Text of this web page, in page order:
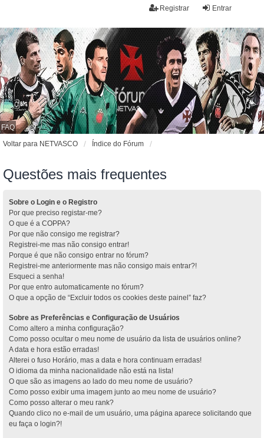
Entrar
Registrar
FAQ
Voltar para NETVASCO
Índice do Fórum
Questões mais frequentes
Sobre o Login e o Registro
Por que preciso registar-me?
O que é a COPPA?
Por que não consigo me registrar?
Registrei-me mas não consigo entrar!
Porque é que não consigo entrar no fórum?
Registrei-me anteriormente mas não consigo mais entrar?!
Esqueci a senha!
Por que entro automaticamente no fórum?
O que a opção de “Excluir todos os cookies deste painel” faz?
Sobre as Preferências e Configuração de Usuários
Como altero a minha configuração?
Como posso ocultar o meu nome de usuário da lista de usuários online?
A data e hora estão erradas!
Alterei o fuso Horário, mas a data e hora continuam erradas!
O idioma da minha nacionalidade não está na lista!
O que são as imagens ao lado do meu nome de usuário?
Como posso exibir uma imagem junto ao meu nome de usuário?
Como posso alterar o meu rank?
Quando clico no e-mail de um usuário, uma página aparece solicitando que
eu faça o login?!